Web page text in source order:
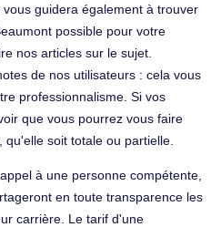
guidera également à trouver
possible pour votre
nos articles sur le sujet.
de nos utilisateurs : cela vous
professionnalisme. Si vos
que vous pourrez vous faire
soit totale ou partielle.
à une personne compétente,
en toute transparence les
carrière. Le tarif d'une